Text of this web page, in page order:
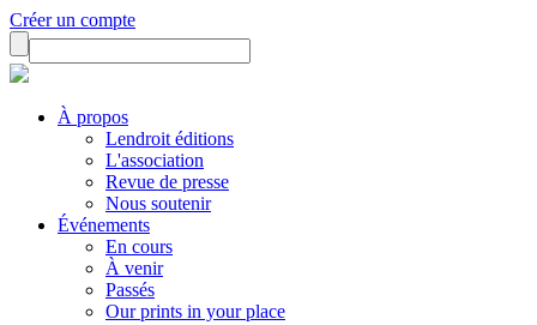
Créer un compte
À propos
Lendroit éditions
L'association
Revue de presse
Nous soutenir
Événements
En cours
À venir
Passés
Our prints in your place